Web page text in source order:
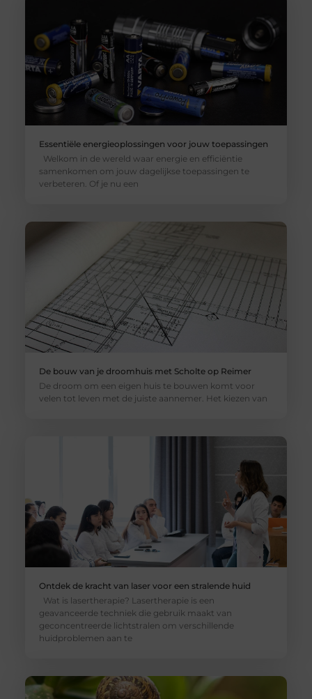
Essentiële energieoplossingen voor jouw toepassingen
Welkom in de wereld waar energie en efficiëntie
samenkomen om jouw dagelijkse toepassingen te
verbeteren. Of je nu een
De bouw van je droomhuis met Scholte op Reimer
De droom om een eigen huis te bouwen komt voor
velen tot leven met de juiste aannemer. Het kiezen van
Ontdek de kracht van laser voor een stralende huid
Wat is lasertherapie? Lasertherapie is een
geavanceerde techniek die gebruik maakt van
geconcentreerde lichtstralen om verschillende
huidproblemen aan te